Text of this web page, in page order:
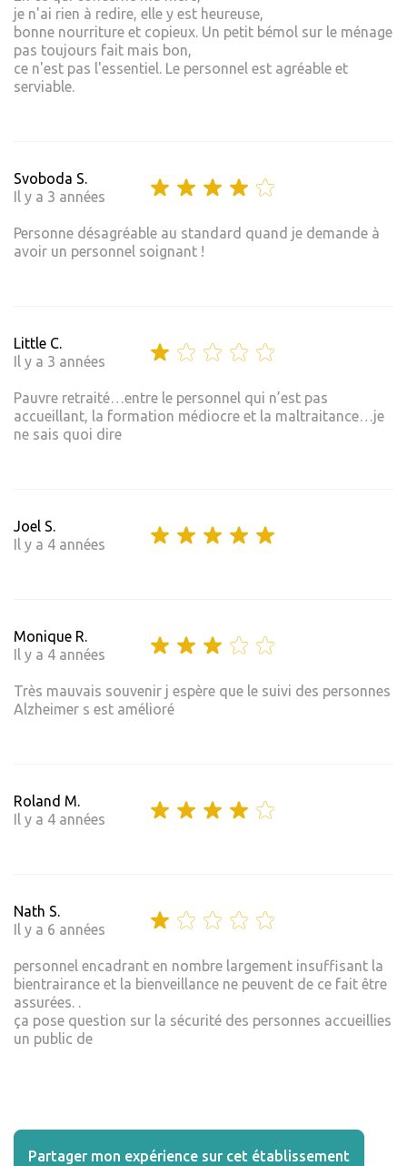
je n'ai rien à redire, elle y est heureuse,
bonne nourriture et copieux. Un petit bémol sur le ménage
pas toujours fait mais bon,
ce n'est pas l'essentiel. Le personnel est agréable et
serviable.
Svoboda S.
Il y a 3 années
Personne désagréable au standard quand je demande à
avoir un personnel soignant !
Little C.
Il y a 3 années
Pauvre retraité…entre le personnel qui n’est pas
accueillant, la formation médiocre et la maltraitance…je
ne sais quoi dire
Joel S.
Il y a 4 années
Monique R.
Il y a 4 années
Très mauvais souvenir j espère que le suivi des personnes
Alzheimer s est amélioré
Roland M.
Il y a 4 années
Nath S.
Il y a 6 années
personnel encadrant en nombre largement insuffisant la
bientrairance et la bienveillance ne peuvent de ce fait être
assurées. .
ça pose question sur la sécurité des personnes accueillies
un public de
Partager mon expérience sur cet établissement